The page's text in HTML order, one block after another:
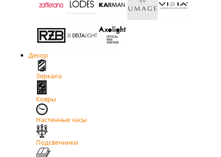
Декор
Зеркала
Ковры
Настенные часы
Подсвечники